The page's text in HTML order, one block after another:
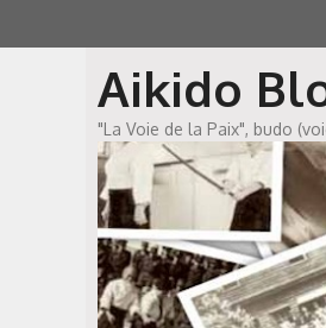
au
Aikido
"La Voie de la Paix", budo